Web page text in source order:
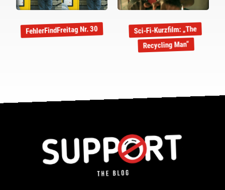
FehlerFindFreitag Nr. 30 Sci-Fi-Kurzfilm: „The
Recycling Man“